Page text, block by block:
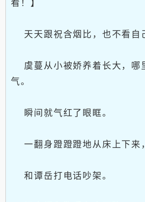
看！】
天天跟祝含烟比，也不看自
虞蔓从小被娇养着长大，哪
气。
瞬间就气红了眼眶。
一翻身蹬蹬蹬地从床上下来
和谭岳打电话吵架。